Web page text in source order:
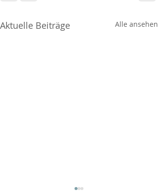
Aktuelle Beiträge Alle ansehen